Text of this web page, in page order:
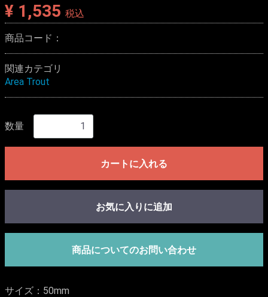
¥ 1,535 税込
商品コード：
関連カテゴリ
Area Trout
数量
カートに入れる
お気に入りに追加
商品についてのお問い合わせ
サイズ：50mm